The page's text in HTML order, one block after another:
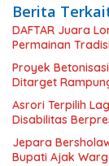
Berita
DAFTAR Juara
Permainan
Proyek
Ditarget
Asrori Terpilih
Disabilitas
Jepara
Bupati Ajak